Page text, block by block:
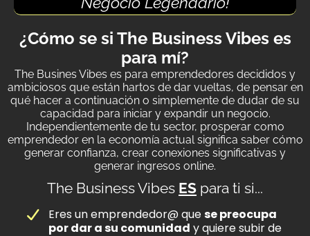
¿Cómo se si The Business Vibes es
para mí?
The Busines Vibes es para emprendedores decididos y
ambiciosos que están hartos de dar vueltas, de pensar en
qué hacer a continuación o simplemente de dudar de su
capacidad para iniciar y expandir un negocio.
Independientemente de tu sector, prosperar como
emprendedor en la economía actual significa saber cómo
generar confianza, crear conexiones significativas y
generar ingresos online.
The Business Vibes ES para ti si...
Eres un emprendedor@ quese preocupa
por dar a su comunidad y quiere subir de